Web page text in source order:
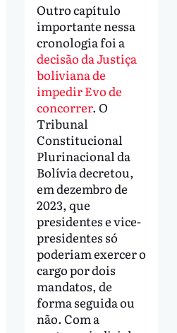
Outro capítulo
importante nessa
cronologia foi a
decisão da Justiça
boliviana de
impedir Evo de
concorrer. O
Tribunal
Constitucional
Plurinacional da
Bolívia decretou,
em dezembro de
2023, que
presidentes e vice-
presidentes só
poderiam exercer o
cargo por dois
mandatos, de
forma seguida ou
não. Com a